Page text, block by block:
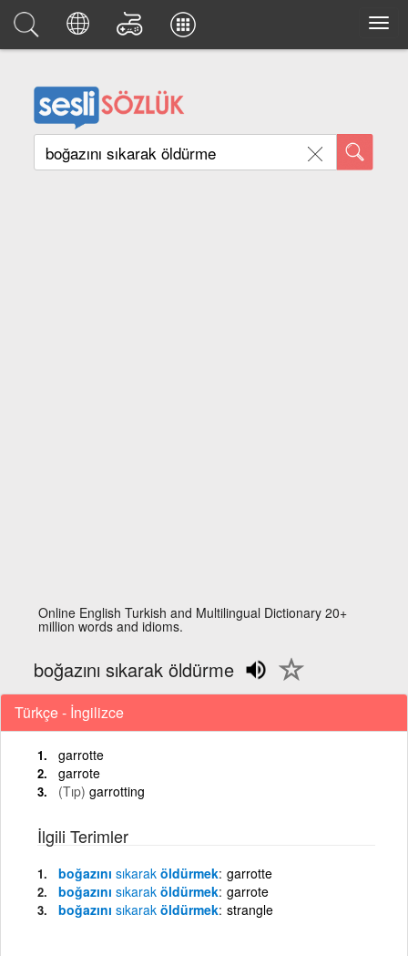
Online English Turkish and Multilingual Dictionary 20+
million words and idioms.
boğazını sıkarak öldürme
Türkçe - İngilizce
garrotte
garrote
(Tıp) garrotting
İlgili Terimler
boğazını sıkarak öldürmek garrotte
boğazını sıkarak öldürmek garrote
boğazını sıkarak öldürmek strangle